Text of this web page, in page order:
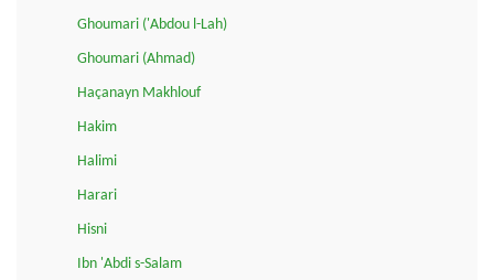
Ghoumari ('Abdou l-Lah)
Ghoumari (Ahmad)
Haçanayn Makhlouf
Hakim
Halimi
Harari
Hisni
Ibn 'Abdi s-Salam